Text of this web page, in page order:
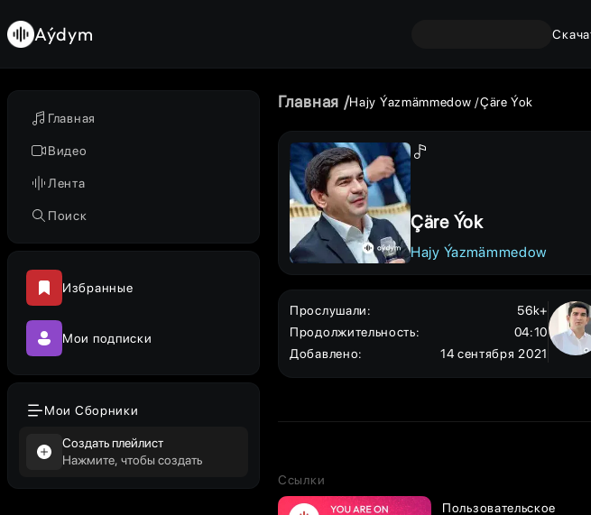
Главная
Видео
Лента
Поиск
Избранные
Мои подписки
Мои Сборники
Создать плейлист
Нажмите, чтобы создать
Aýdym
Главная Hajy Ýazmämmedow Çäre Ýok
Çäre Ýok
Hajy Ýazmämmedow
Прослушали:
56k+
Продолжительность:
04:10
Добавлено: 14 сентября 2021
Ссылки
Пользовательское